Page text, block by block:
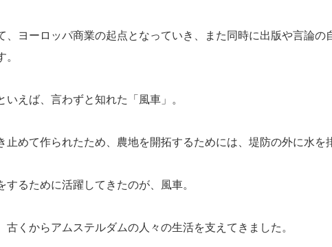
、ヨーロッパ商業の起点となっていき、また同時に出版や言論の
えば、言わずと知れた「風車」。
めて作られたため、農地を開拓するためには、堤防の外に水を
るために活躍してきたのが、風車。
くからアムステルダムの人々の生活を支えてきました。